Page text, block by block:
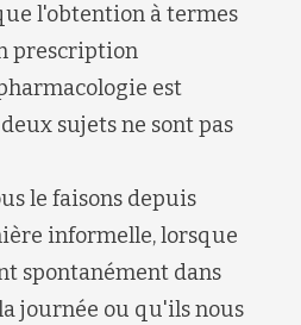
l'obtention à termes
prescription
est
sujets ne sont pas
le faisons depuis
informelle, lorsque
spontanément dans
journée ou qu'ils nous